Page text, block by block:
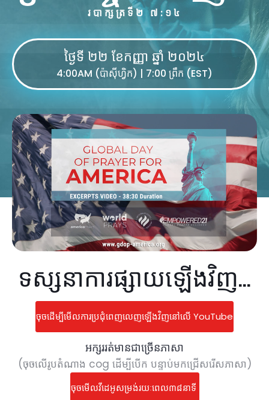
របាក្សត្រទី២ ៧:១៤
ថ្ងៃទី ២២ ខែកញ្ញា ឆ្នាំ ២០២៤
4:00AM (ប៉ាស៊ីហ្វិក) | 7:00 ព្រឹក (EST)
ទស្សនាការផ្សាយឡើងវិញ...
ចុចដើម្បីមើលការប្រជុំពេញលេញឡើងវិញនៅលើ YouTube
អក្សររត់មានជាច្រើនភាសា
(ចុចលើរូបតំណាង cog ដើម្បីបើក បន្ទាប់មកជ្រើសរើសភាសា)
ចុចមើលវីដេអូសម្រង់រយៈពេល៣៨នាទី